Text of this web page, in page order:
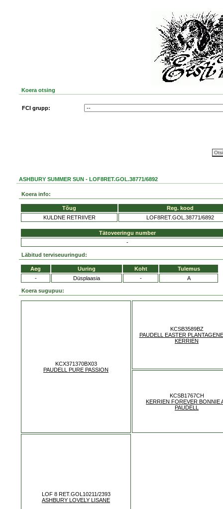
Koera otsing
FCI grupp:
ASHBURY SUMMER SUN - LOF8RET.GOL.38771/6892
Koera info:
Tõug
Reg. kood
KULDNE RETRIIVER
LOF8RET.GOL.38771/6892
Tätoveeringu number
-
Läbitud terviseuuringud:
Aeg Uuring Koht
Tulemus
-
Düsplaasia - A
Koera sugupuu:
KCX371370BX03
PAUDELL PURE PASSION
KCSB3589BZ
PAUDELL EASTER
KERRIEN
KCSB1767CH
KERRIEN FOREVER BONNIE
PAUDELL
LOF 8 RET.GOL10211/2393
ASHBURY LOVELY LISANE